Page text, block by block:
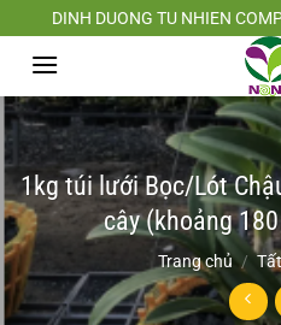
Chuyển
đến
dung
DINH DUONG TU NHIEN
1kg túi lưới Bọc/Lót
cây (khoảng
Trang chủ /